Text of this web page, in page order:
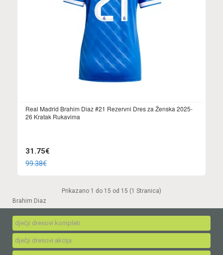
Real Madrid Brahim Diaz #21 Rezervni Dres za Ženska 2025-
26 Kratak Rukavima
31.75€
99.38€
Prikazano 1 do 15 od 15 (1 Stranica)
Brahim Diaz
dječji dresovi kompleti
dječji dresovi akcija